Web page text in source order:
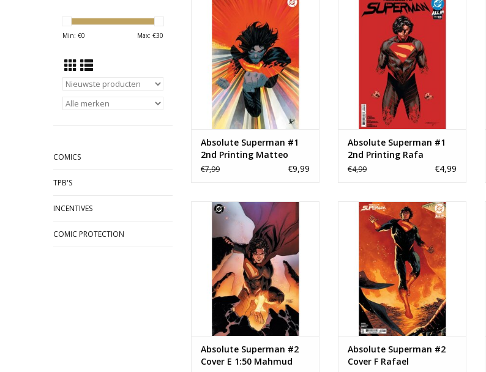
Min: €0 Max: €30
COMICS
TPB'S
INCENTIVES
COMIC PROTECTION
Printing Matteo Scalera Foil Virgin
Variant
TOEVOEGEN AAN WINKELWAGEN
Absolute Superman #1
2nd Printing Matteo
Scalera Foil Virgin
€7,99 €9,99
Printing Rafa Sandoval
TOEVOEGEN AAN WINKELWAGEN
Absolute Superman #1
2nd Printing Rafa
Sandoval
€4,99 €4,99
Absolute Superman #2 Cover E
1:50 Mahmud Asrar Card Stock
Virgin Variant
TOEVOEGEN AAN WINKELWAGEN
Absolute Superman #2
Cover E 1:50 Mahmud
Absolute Superman #2 Cover F
Rafael Albuquerque Card Stock
Variant
TOEVOEGEN AAN WINKELWAGEN
Absolute Superman #2
Cover F Rafael